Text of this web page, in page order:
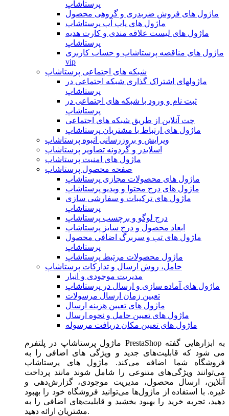
پرستاشاپ
ماژول های فروش ضربدری و گروهی محصول
ماژول های پاپ آپ پرستاشاپ
ماژول های لیست علاقه مندی و کارت هدیه
پرستاشاپ
ماژول های مناقصه پرستاشاپ و حساب کاربری
vip
شبکه های اجتماعی پرستاشاپ
ماژولهای اشتراک‌ گذاری شبکه اجتماعی در
پرستاشاپ
ثبت نام و ورود با شبکه های اجتماعی در
پرستاشاپ
چت آنلاین از طریق شبکه های اجتماعی
ماژول های ارتباط با مشتریان پرستاشاپ
ویرایش و بروزرسانی انبوه پرستاشاپ
اسلایدر و گردونه تصاویر پرستاشاپ
ماژول های امنیت پرستاشاپ
صفحه محصول پرستاشاپ
ماژول های محصولات مجازی پرستاشاپ
ماژول های درج محتوا و ویدیو پرستاشاپ
ماژول های ترکیبات و سفارشی سازی
پرستاشاپ
درج لوگو و برچسب پرستاشاپ
ابعاد محصول و درج سایز پرستاشاپ
ماژول های تب و سربرگ اضافی محصول
پرستاشاپ
ماژول محصولات مرتبط پرستاشاپ
حامل، روش ارسال و تدارکات پرستاشاپ
مدیریت موجودی و انبار
ماژول های آماده سازی و ارسال در پرستاشاپ
تعیین زمان ارسال مرسولات
ماژول های تعیین هزینه ارسال
ماژول های تعیین حامل و نحوه ارسال
ماژول های تعیین مکان دریافت مرسوله
ماژول‌ پرستاشاپ در پلتفرم PrestaShop به ابزارهایی گفته
می شود که قابلیت‌های جدید و ویژگی های اضافی را به
فروشگاه شما اضافه می‌کند. ماژول های پرستاشاپ
می‌توانند ویژگی‌های متنوعی را شامل شوند مانند پرداخت
آنلاین، ارسال محصول، مدیریت موجودی، گزارش‌دهی و
غیره. با استفاده از ماژول‌ها می‌توانید فروشگاه خود را بهبود
دهید، تجربه خرید را بهبود بخشید و قابلیت‌های اضافی را به
مشتریان ارائه دهید.